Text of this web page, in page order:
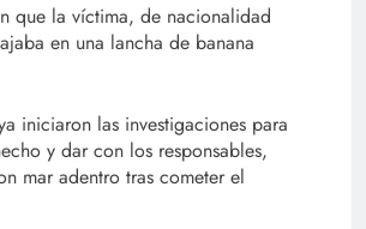
que la víctima, de nacionalidad
en una lancha de banana
iniciaron las investigaciones para
y dar con los responsables,
mar adentro tras cometer el